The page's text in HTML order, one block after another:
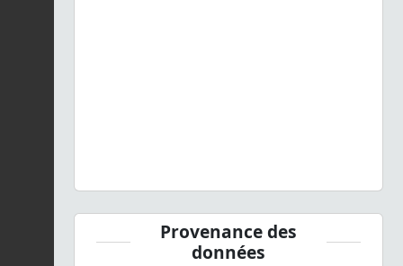
Provenance des
données